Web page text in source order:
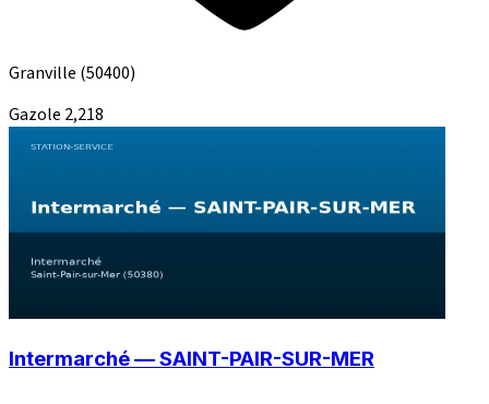
Granville (50400)
Gazole 2,218
Intermarché — SAINT-PAIR-SUR-MER